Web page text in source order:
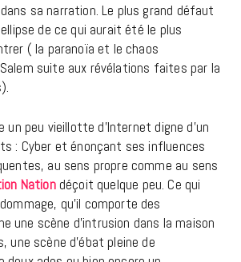
sa narration. Le plus grand défaut
de ce qui aurait été le plus
( la paranoïa et le chaos
suite aux révélations faites par la
un peu vieillotte d’Internet digne d’un
: Cyber et énonçant ses influences
au sens propre comme au sens
Nationdéçoit quelque peu. Ce qui
qu’il comporte des
une scène d’intrusion dans la maison
une scène d’ébat pleine de